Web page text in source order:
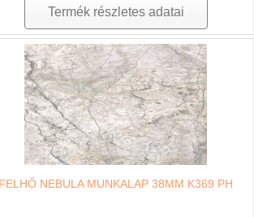
Termék részletes adatai
FELHŐ NEBULA MUNKALAP 38MM K369 PH